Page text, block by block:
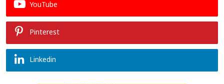
YouTube
Pinterest
Linkedin